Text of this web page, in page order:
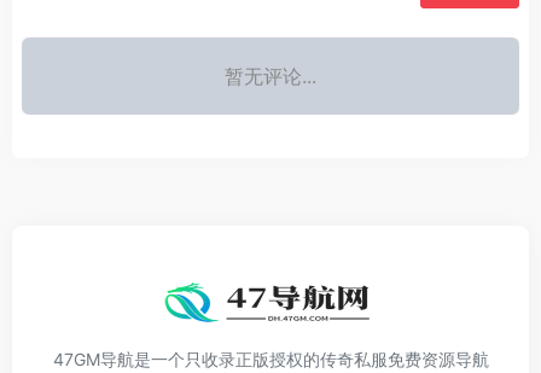
暂无评论...
47GM导航是一个只收录正版授权的传奇私服免费资源导航